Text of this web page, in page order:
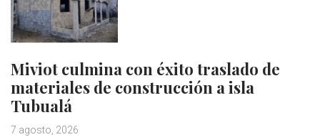
Miviot culmina con éxito traslado de
materiales de construcción a isla
Tubualá
7 agosto, 2026